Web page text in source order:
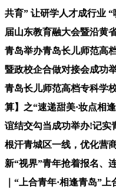
共育” 让研学人才成行业
届山东教育融大会暨沿黄
青岛举办青岛长儿师范高
暨政校企合做对接会成功
青岛长儿师范高档专科学
算】之“速递甜美·妆点相
谊结交勾当成功举办!记实
根汗青城区一线，优化营
新“视界”青年抢着报名、
｜“上合青年·相逢青岛”